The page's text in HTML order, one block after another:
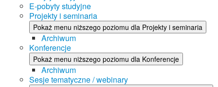
E-pobyty studyjne
Projekty i seminaria
Pokaż menu niższego poziomu dla Projekty i seminaria
Archiwum
Konferencje
Pokaż menu niższego poziomu dla Konferencje
Archiwum
Sesje tematyczne / webinary